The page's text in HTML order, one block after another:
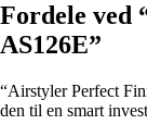
Fordele ved
AS126E”
“Airstyler Perfect
den til en smart